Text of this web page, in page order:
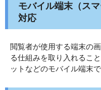
モバイル端末（ス
対応
閲覧者が使用する端末の
る仕組みを取り入れるこ
ットなどのモバイル端末